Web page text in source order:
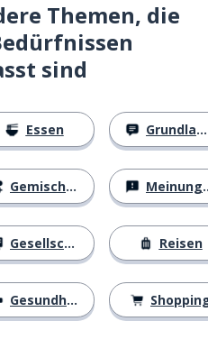
Themen, die
sind
Essen
Gemischtes
Gesellschaft
Gesundheit
Grundlagen
Meinungen
Reisen